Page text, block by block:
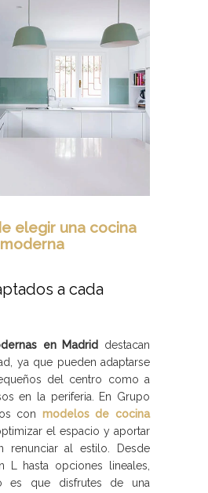
elegir una cocina
moderna
a cada
en Madrid
destacan
ya que pueden adaptarse
del centro como a
en la periferia. En Grupo
con modelos de cocina
el espacio y aportar
renunciar al estilo. Desde
L hasta opciones lineales,
es que disfrutes de una